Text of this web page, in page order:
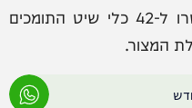
ספינות שצייתו להוראות, ואפשרו ל-42 כלי שיט התומכים
המצור.